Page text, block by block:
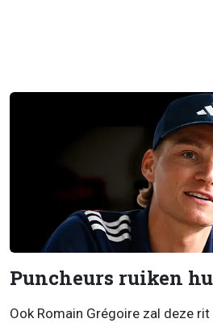
Puncheurs ruiken
Ook Romain Grégoire zal deze